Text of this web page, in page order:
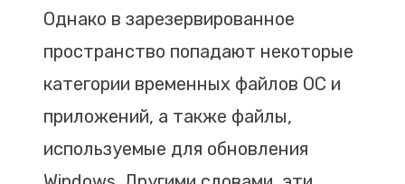
Однако в зарезервированное
пространство попадают некоторые
категории временных файлов ОС и
приложений, а также файлы,
используемые для обновления